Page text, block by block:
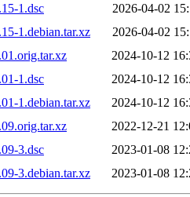
1.dsc
2026-04-02
1.debian.tar.xz
2026-04-02
2024-10-12
1.dsc
2024-10-12
1.debian.tar.xz
2024-10-12
2022-12-21
3.dsc
2023-01-08
3.debian.tar.xz
2023-01-08